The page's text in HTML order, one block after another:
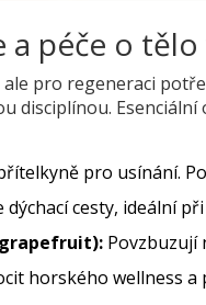
péče o tělo
ale pro regeneraci
disciplínou.
pro usínání.
dýchací cesty, ideální
Povzbuzují
horského wellness